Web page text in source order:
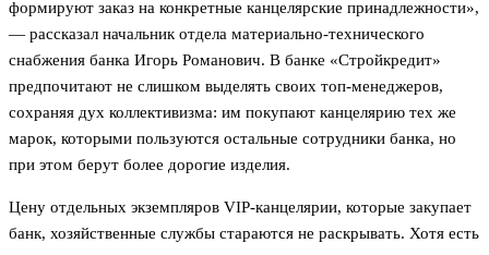
формируют заказ на конкретные канцелярские принадлежности»,
— рассказал начальник отдела материально-технического
снабжения банка Игорь Романович. В банке «Стройкредит»
предпочитают не слишком выделять своих топ-менеджеров,
сохраняя дух коллективизма: им покупают канцелярию тех же
марок, которыми пользуются остальные сотрудники банка, но
при этом берут более дорогие изделия.
Цену отдельных экземпляров VIP-канцелярии, которые закупает
банк, хозяйственные службы стараются не раскрывать. Хотя есть